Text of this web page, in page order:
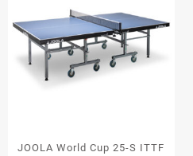
JOOLA World Cup 25-S ITTF